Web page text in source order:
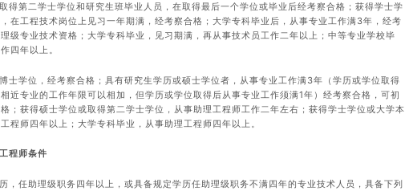
得第二学士学位和研究生班毕业人员，在取得最后一个学位或毕业后经考察合格；获得学士学
在工程技术岗位上见习一年期满，经考察合格；大学专科毕业后，从事专业工作满3年，经考
级专业技术资格；大学专科毕业，见习期满，再从事技术员工作二年以上；中等专业学校毕
四年以上。
士学位，经考察合格；具有研究生学历或硕士学位者，从事专业工作满3年（学历或学位取得
近专业的工作年限可以相加，但学历或学位取得后从事专业工作须满1年）经考察合格，可初
；获得硕士学位或取得第二学士学位，从事助理工程师工作二年左右；获得学士学位或大学本
程师四年以上；大学专科毕业，从事助理工程师四年以上。
程师条件
，任助理级职务四年以上，或具备规定学历任助理级职务不满四年的专业技术人员，具备下列